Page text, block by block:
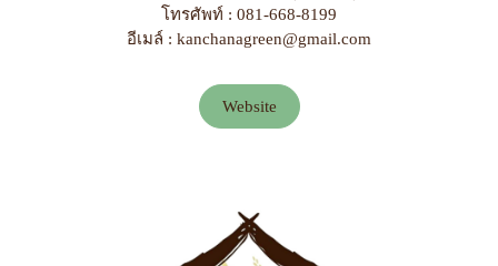
โทรศัพท์ : 081-668-8199
อีเมล์ : kanchanagreen@gmail.com
Website